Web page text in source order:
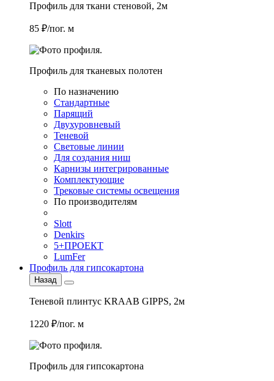
Профиль для ткани стеновой, 2м
85 ₽/пог. м
Профиль для тканевых полотен
По назначению
Стандартные
Парящий
Двухуровневый
Теневой
Световые линии
Для создания ниш
Карнизы интегрированные
Комплектующие
Трековые системы освещения
По производителям
Slott
Denkirs
5+ПРОЕКТ
LumFer
Профиль для гипсокартона
Назад
Теневой плинтус KRAAB GIPPS, 2м
1220 ₽/пог. м
Профиль для гипсокартона